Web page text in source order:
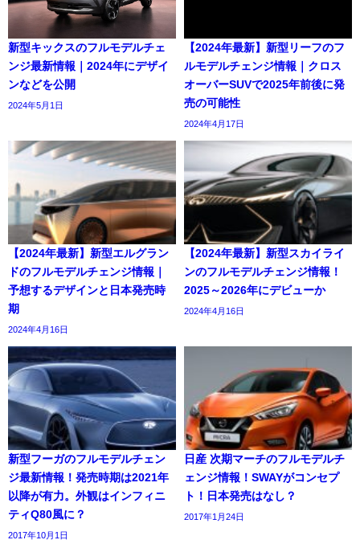
新型キックスのフルモデルチェ
ンジ最新情報｜2024年にデザイ
ンなどを公開
2024年5月1日
【2024年最新】新型リーフのフ
ルモデルチェンジ情報｜クロス
オーバーSUVで2025年前後に発
売の可能性
2024年4月17日
【2024年最新】新型エルグラン
ドのフルモデルチェンジ情報｜
予想するデザインと日本発売時
期
2024年4月16日
【2024年最新】新型スカイライ
ンのフルモデルチェンジ情報！
2025～2026年にデビューか
2024年4月16日
新型フーガのフルモデルチェン
ジ最新情報！発売時期は2021年
以降が有力。外観はインフィニ
ティQ80風に？
2017年10月1日
日産 次期マーチのフルモデルチ
ェンジ情報！SWAYがコンセプ
ト！日本発売はなし？
2017年1月24日